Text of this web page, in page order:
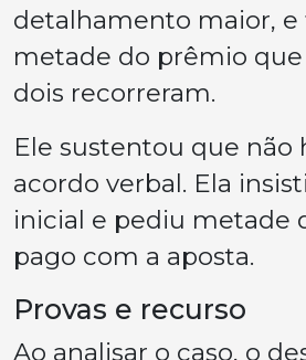
detalhamento maior, e
metade do prêmio que
dois recorreram.
Ele sustentou que não
acordo verbal. Ela
inicial e pediu metade
pago com a aposta.
Provas e recurso
Ao analisar o caso, o